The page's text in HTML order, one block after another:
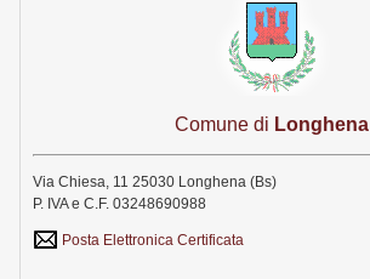
Comune di Longhena
Via Chiesa, 11 25030 Longhena (Bs)
P. IVA e C.F. 03248690988
Posta Elettronica Certificata